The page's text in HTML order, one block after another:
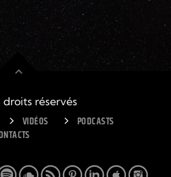
réservés
VIDÉOS
PODCASTS